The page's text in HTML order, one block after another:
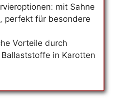
mit Sahne
perfekt für besondere
Vorteile durch
in Karotten